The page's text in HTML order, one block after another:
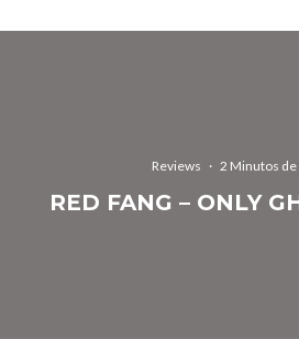
Reviews · 2 Minutos
RED FANG – ONLY